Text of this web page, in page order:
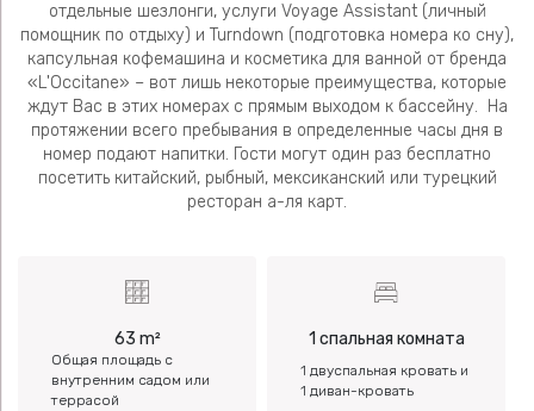
отдельные шезлонги, услуги Voyage Assistant (личный
помощник по отдыху) и Turndown (подготовка номера ко сну),
капсульная кофемашина и косметика для ванной от бренда
«L'Occitane» – вот лишь некоторые преимущества, которые
ждут Вас в этих номерах с прямым выходом к бассейну. На
протяжении всего пребывания в определенные часы дня в
номер подают напитки. Гости могут один раз бесплатно
посетить китайский, рыбный, мексиканский или турецкий
ресторан а-ля карт.
63 m²
Общая площадь с
внутренним садом или
террасой
1 спальная комната
1 двуспальная кровать и
1 диван-кровать